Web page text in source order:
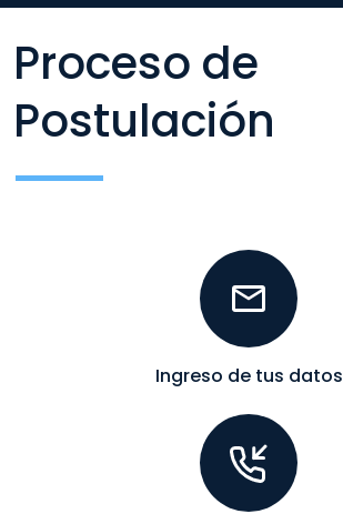
Proceso de
Postulación
Ingreso de tus datos